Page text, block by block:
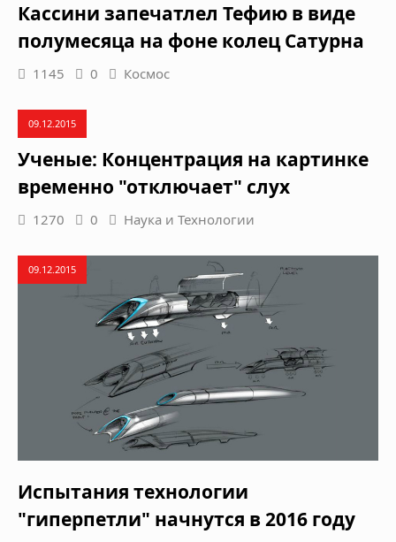
Кассини запечатлел Тефию в виде
полумесяца на фоне колец Сатурна
1145 0 Космос
09.12.2015
Ученые: Концентрация на картинке
временно "отключает" слух
1270 0 Наука и Технологии
09.12.2015
Испытания технологии
"гиперпетли" начнутся в 2016 году